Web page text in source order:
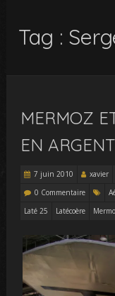
Tag :
MERMOZ
EN
7 juin 2010 xavier
0 Commentaire
Laté 25
Latécoère